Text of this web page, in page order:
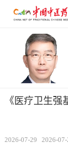
《医疗卫生
2026-07-29 2026-07-